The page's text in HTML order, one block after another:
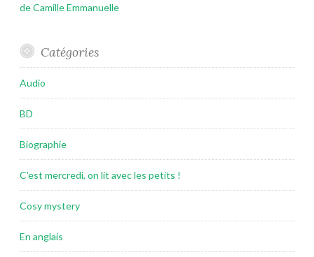
de Camille Emmanuelle
Catégories
Audio
BD
Biographie
C'est mercredi, on lit avec les petits !
Cosy mystery
En anglais